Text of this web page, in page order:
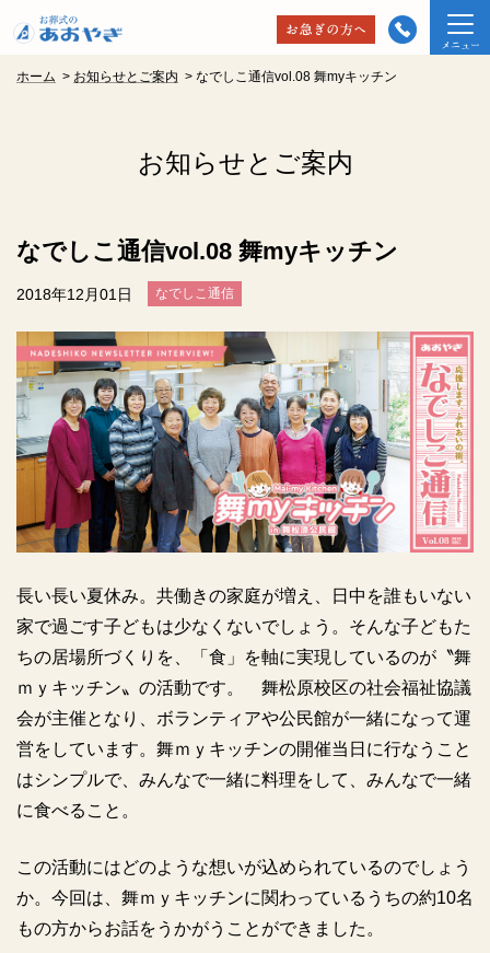
ホーム > お知らせとご案内 > なでしこ通信vol.08 舞myキッチン
お知らせとご案内
なでしこ通信vol.08 舞myキッチン
2018年12月01日 なでしこ通信
長い長い夏休み。共働きの家庭が増え、日中を誰もいない
家で過ごす子どもは少なくないでしょう。そんな子どもた
ちの居場所づくりを、「食」を軸に実現しているのが〝舞
ｍｙキッチン〟の活動です。 舞松原校区の社会福祉協議
会が主催となり、ボランティアや公民館が一緒になって運
営をしています。舞ｍｙキッチンの開催当日に行なうこと
はシンプルで、みんなで一緒に料理をして、みんなで一緒
に食べること。
この活動にはどのような想いが込められているのでしょう
か。今回は、舞ｍｙキッチンに関わっているうちの約10名
もの方からお話をうかがうことができました。